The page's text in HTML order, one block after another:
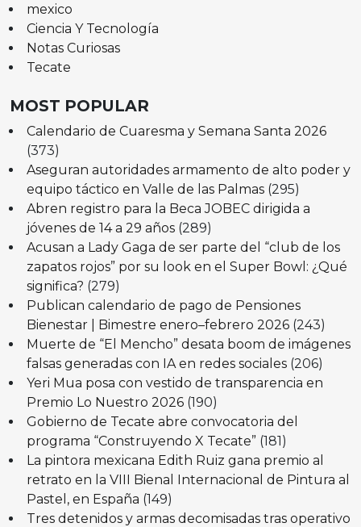
mexico
Ciencia Y Tecnología
Notas Curiosas
Tecate
MOST POPULAR
Calendario de Cuaresma y Semana Santa 2026
(373)
Aseguran autoridades armamento de alto poder y
equipo táctico en Valle de las Palmas (295)
Abren registro para la Beca JOBEC dirigida a
jóvenes de 14 a 29 años (289)
Acusan a Lady Gaga de ser parte del “club de los
zapatos rojos” por su look en el Super Bowl: ¿Qué
significa? (279)
Publican calendario de pago de Pensiones
Bienestar | Bimestre enero–febrero 2026 (243)
Muerte de “El Mencho” desata boom de imágenes
falsas generadas con IA en redes sociales (206)
Yeri Mua posa con vestido de transparencia en
Premio Lo Nuestro 2026 (190)
Gobierno de Tecate abre convocatoria del
programa “Construyendo X Tecate” (181)
La pintora mexicana Edith Ruiz gana premio al
retrato en la VIII Bienal Internacional de Pintura al
Pastel, en España (149)
Tres detenidos y armas decomisadas tras operativo